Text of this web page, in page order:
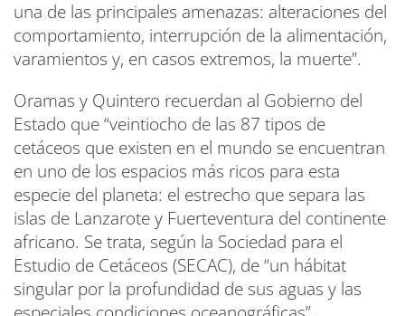
una de las principales amenazas: alteraciones del
comportamiento, interrupción de la alimentación,
varamientos y, en casos extremos, la muerte”.
Oramas y Quintero recuerdan al Gobierno del
Estado que “veintiocho de las 87 tipos de
cetáceos que existen en el mundo se encuentran
en uno de los espacios más ricos para esta
especie del planeta: el estrecho que separa las
islas de Lanzarote y Fuerteventura del continente
africano. Se trata, según la Sociedad para el
Estudio de Cetáceos (SECAC), de “un hábitat
singular por la profundidad de sus aguas y las